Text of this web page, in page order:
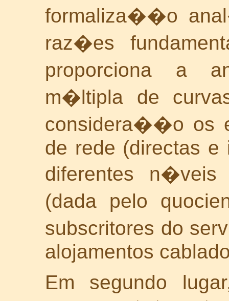
formaliza��o
raz�es
proporciona a
m�ltipla de
considera��o os
de rede (directas e
diferentes
(dada pelo
subscritores do
alojamentos
Em segundo